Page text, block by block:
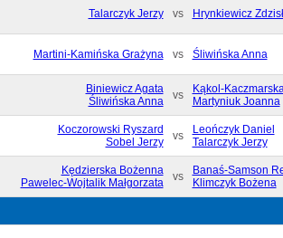
Talarczyk Jerzy vs Hrynkiewicz
Martini-Kamińska Grażyna vs Śliwińska Anna
Biniewicz Agata
Śliwińska Anna
vs
Kąkol-
Martyniuk Joanna
Koczorowski Ryszard
Sobel Jerzy
vs
Leończyk Daniel
Talarczyk Jerzy
Kędzierska Bożenna
Pawelec-Wojtalik Małgorzata
vs
Banaś-Samson
Klimczyk Bożena